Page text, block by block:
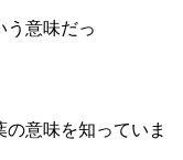
う意味だっ
意味を知っていま